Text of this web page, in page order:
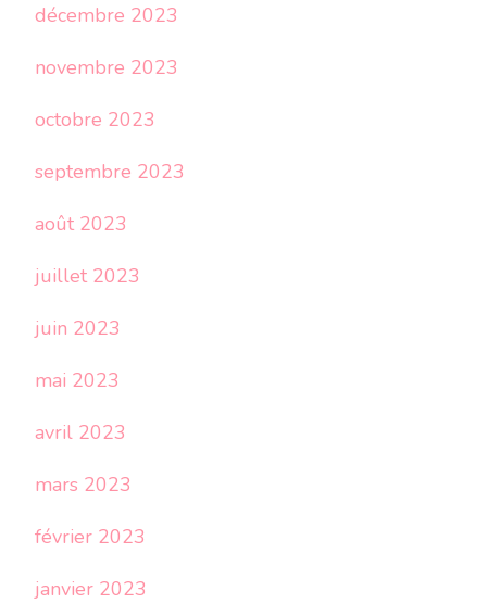
décembre 2023
novembre 2023
octobre 2023
septembre 2023
août 2023
juillet 2023
juin 2023
mai 2023
avril 2023
mars 2023
février 2023
janvier 2023